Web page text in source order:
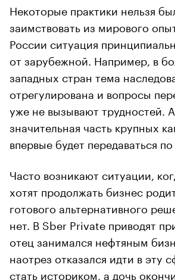
Некоторые практики нельзя
заимствовать из мирового
России ситуация
от зарубежной. Например, в
западных стран тема
отрегулирована и вопросы
уже не вызывают трудностей.
значительная часть крупных
впервые будет передаваться по
Часто возникают ситуации,
хотят продолжать бизнес
готового альтернативного
нет. В Sber Private приводят
отец занимался нефтяным
наотрез отказался идти в эту
стать историком, а дочь